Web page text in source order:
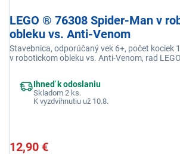
LEGO ® 76308 Spider-Man v
obleku vs. Anti-Venom
Stavebnica, odporúčaný vek 6+, počet kociek
v robotickom obleku vs. Anti-Venom, rad
Ihneď k odoslaniu
Skladom 2 ks.
K vyzdvihnutiu už 10.8.
12,90 €